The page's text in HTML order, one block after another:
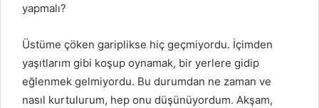
yapmalı?
Üstüme çöken gariplikse hiç geçmiyordu. İçimden
yaşıtlarım gibi koşup oynamak, bir yerlere gidip
eğlenmek gelmiyordu. Bu durumdan ne zaman ve
nasıl kurtulurum, hep onu düşünüyordum. Akşam,